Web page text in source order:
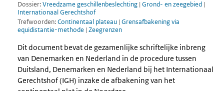
Dossier:Vreedzame geschillenbeslechting | Grond- en zeegebied |
Internationaal Gerechtshof
Trefwoorden:Continentaal plateau | Grensafbakening via
equidistantie-methode | Zeegrenzen
Dit document bevat de gezamenlijke schriftelijke inbreng
van Denemarken en Nederland in de procedure tussen
Duitsland, Denemarken en Nederland bij het Internationaal
Gerechtshof (IGH) inzake de afbakening van het